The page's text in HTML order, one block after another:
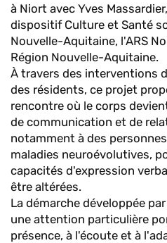
à Niort avec Yves
dispositif Culture et Santé
Nouvelle-Aquitaine, l'ARS
Région Nouvelle-Aquitaine.
À travers des interventions
des résidents, ce projet
rencontre où le corps
de communication et de
notamment à des
maladies neuroévolutives,
capacités d'expression
être altérées.
La démarche développée
une attention particulière
présence, à l'écoute et à